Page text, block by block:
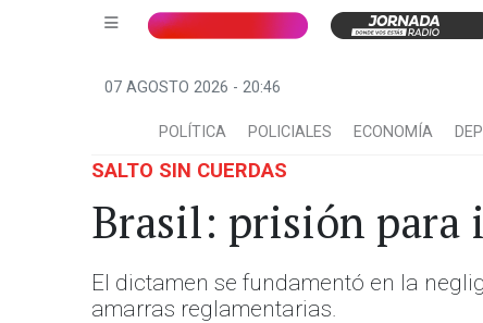
07 AGOSTO 2026 - 20:46
POLÍTICA POLICIALES ECONOMÍA
SALTO SIN CUERDAS
Brasil: prisión para
El dictamen se fundamentó en la
amarras reglamentarias.